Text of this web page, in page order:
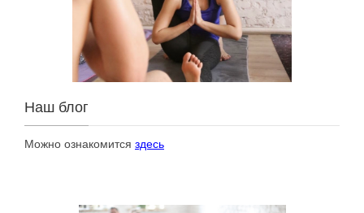
Наш блог
Можно ознакомится здесь